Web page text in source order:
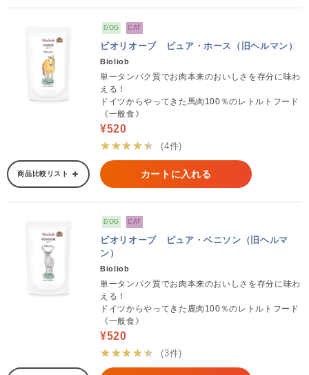
DOG CAT
ビオリオーブ ピュア・ホース（旧ヘルマン）
Bioliob
単一タンパク質でお肉本来のおいしさを存分に味わ
える！
ドイツからやってきた馬肉100％のレトルトフード
《一般食》
¥520
★★★★★
(4件)
商品比較リスト カートに入れる
DOG CAT
ビオリオーブ ピュア・ベニソン（旧ヘルマ
ン）
Bioliob
単一タンパク質でお肉本来のおいしさを存分に味わ
える！
ドイツからやってきた鹿肉100％のレトルトフード
《一般食》
¥520
★★★★★
(3件)